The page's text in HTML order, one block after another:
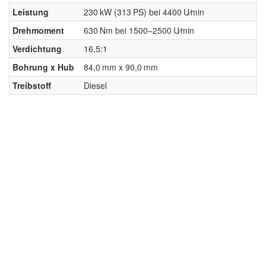
Leistung
230 kW (313 PS) bei 4400 U⁄min
Drehmoment
630 Nm bei 1500–2500 U⁄min
Verdichtung
16,5:1
Bohrung x Hub
84,0 mm x 90,0 mm
Treibstoff
Diesel